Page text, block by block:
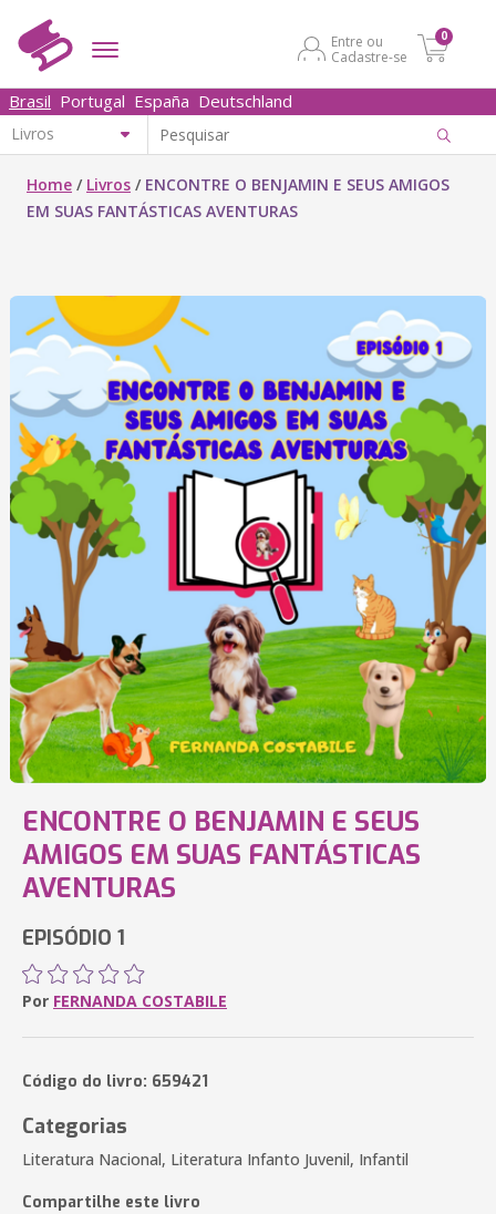
Entre ou
Cadastre-se
0
Brasil Portugal España Deutschland
Home / Livros / ENCONTRE O BENJAMIN E SEUS AMIGOS
EM SUAS FANTÁSTICAS AVENTURAS
ENCONTRE O BENJAMIN E SEUS
AMIGOS EM SUAS FANTÁSTICAS
AVENTURAS
EPISÓDIO 1
Por FERNANDA COSTABILE
Código do livro: 659421
Categorias
Literatura Nacional, Literatura Infanto Juvenil, Infantil
Compartilhe este livro